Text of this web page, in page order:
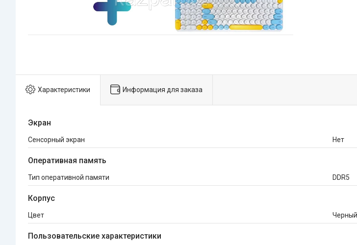
Характеристики Информация для заказа
Экран
Сенсорный экран Нет
Оперативная память
Тип оперативной памяти DDR5
Корпус
Цвет Черный
Пользовательские характеристики